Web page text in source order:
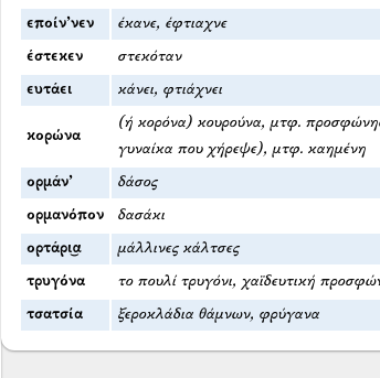
εποίν’νεν έκανε, έφτιαχνε
έστεκεν στεκόταν
ευτάει κάνει, φτιάχνει
κορώνα
(ή κορόνα) κουρούνα, μτφ.
γυναίκα που χήρεψε), μτφ. καημένη
ορμάν’ δάσος
ορμανόπον δασάκι
ορτάρι͜α μάλλινες κάλτσες
τρυγόνα το πουλί τρυγόνι, χαϊδευτική
τσατσία ξεροκλάδια θάμνων, φρύγανα